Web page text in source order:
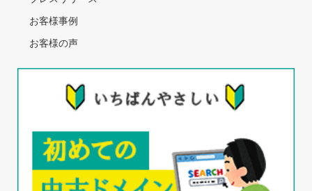
お客様事例
お客様の声